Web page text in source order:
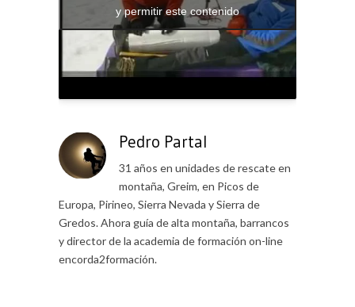
y permitir este contenido
Pedro Partal
31 años en unidades de rescate en
montaña, Greim, en Picos de
Europa, Pirineo, Sierra Nevada y Sierra de
Gredos. Ahora guía de alta montaña, barrancos
y director de la academia de formación on-line
encorda2formación.